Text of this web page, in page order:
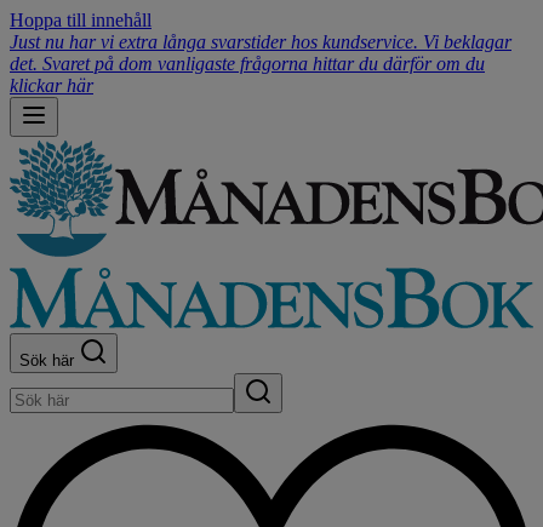
Hoppa till innehåll
Just nu har vi extra långa svarstider hos kundservice. Vi beklagar
det. Svaret på dom vanligaste frågorna hittar du därför om du
klickar här
Sök här